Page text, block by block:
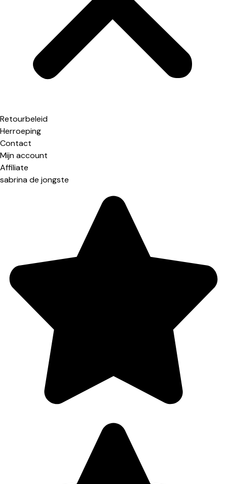
Retourbeleid
Herroeping
Contact
Mijn account
Affiliate
sabrina de jongste